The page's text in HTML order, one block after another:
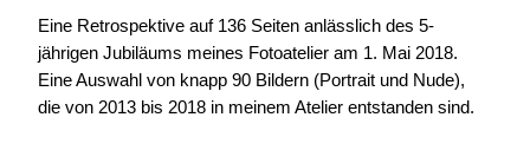
Eine Retrospektive auf 136 Seiten anlässlich des 5-
jährigen Jubiläums meines Fotoatelier am 1. Mai 2018.
Eine Auswahl von knapp 90 Bildern (Portrait und Nude),
die von 2013 bis 2018 in meinem Atelier entstanden sind.